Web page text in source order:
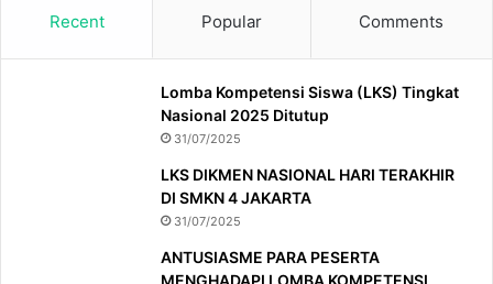
Recent Popular Comments
Lomba Kompetensi Siswa (LKS) Tingkat
Nasional 2025 Ditutup
31/07/2025
LKS DIKMEN NASIONAL HARI TERAKHIR
DI SMKN 4 JAKARTA
31/07/2025
ANTUSIASME PARA PESERTA